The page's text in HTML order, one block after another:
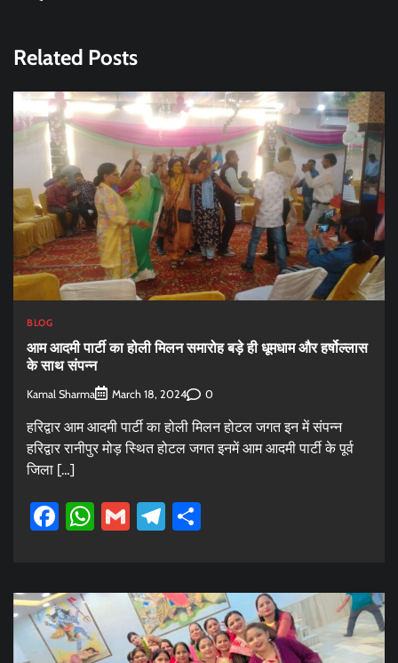
Related Posts
BLOG
आम आदमी पार्टी का होली मिलन समारोह बड़े ही धूमधाम और हर्षोल्लास
के साथ संपन्न
Kamal Sharma March 18, 2024 0
हरिद्वार आम आदमी पार्टी का होली मिलन होटल जगत इन में संपन्न
हरिद्वार रानीपुर मोड़ स्थित होटल जगत इनमें आम आदमी पार्टी के पूर्व
जिला […]
Facebook
WhatsApp
GmailTelegram